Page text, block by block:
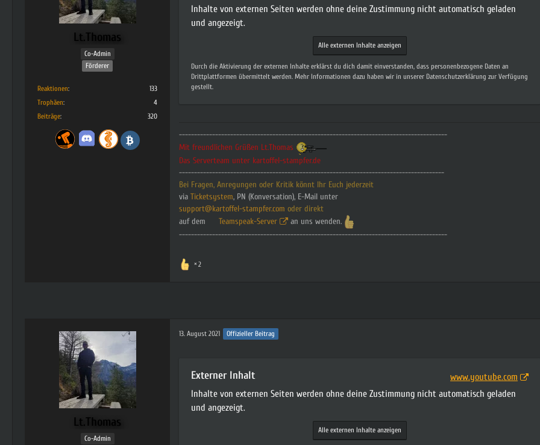
Lt.Thomas
Co-Admin
Förderer
Reaktionen
133
Trophäen
4
Beiträge
320
Inhalte von externen Seiten werden ohne deine Zustimmung nicht automatisch geladen
und angezeigt.
Alle externen Inhalte anzeigen
Durch die Aktivierung der externen Inhalte erklärst du dich damit einverstanden, dass personenbezogene Daten an
Drittplattformen übermittelt werden. Mehr Informationen dazu haben wir in unserer Datenschutzerklärung zur Verfügung
gestellt.
-----------------------------------------------------------------------------------------
Mit freundlichen Grüßen Lt.Thomas
Das Serverteam unter kartoffel-stampfer.de
----------------------------------------------------------------------------------------
Bei Fragen, Anregungen oder Kritik könnt Ihr Euch jederzeit
via Ticketsystem, PN (Konversation), E-Mail unter
support@kartoffel-stampfer.com oder direkt
auf dem
Teamspeak-Server
an uns wenden.
-----------------------------------------------------------------------------------------
2
Lt.Thomas
Co-Admin
13. August 2021 Offizieller Beitrag
Externer Inhalt
www.youtube.com
Inhalte von externen Seiten werden ohne deine Zustimmung nicht automatisch geladen
und angezeigt.
Alle externen Inhalte anzeigen